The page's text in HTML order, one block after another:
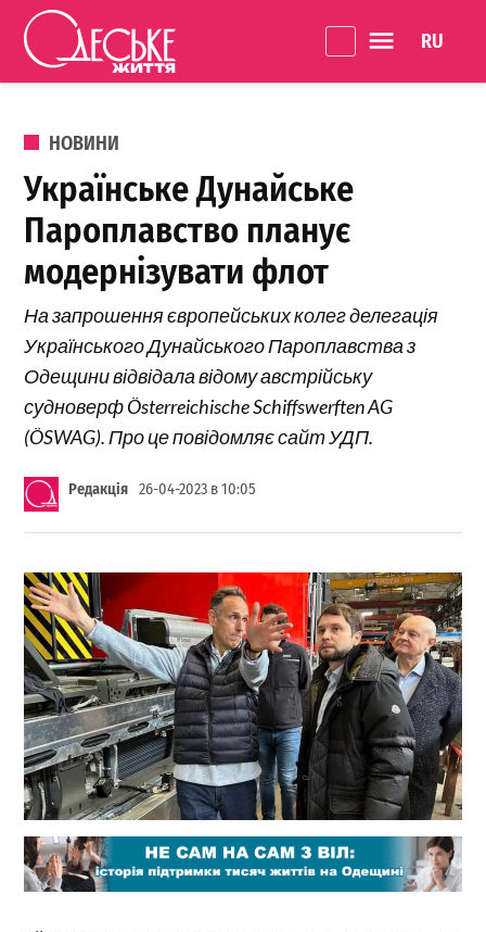
Перейти до вмісту
Життя
ОПУБЛІКОВАНО В
НОВИНИ
Українське Дунайське
Пароплавство планує
модернізувати флот
На запрошення європейських колег делегація
Українського Дунайського Пароплавства з
Одещини відвідала відому австрійську
судноверф Österreichische Schiffswerften AG
(ÖSWAG). Про це повідомляє сайт УДП.
Редакція 26-04-2023 в 10:05